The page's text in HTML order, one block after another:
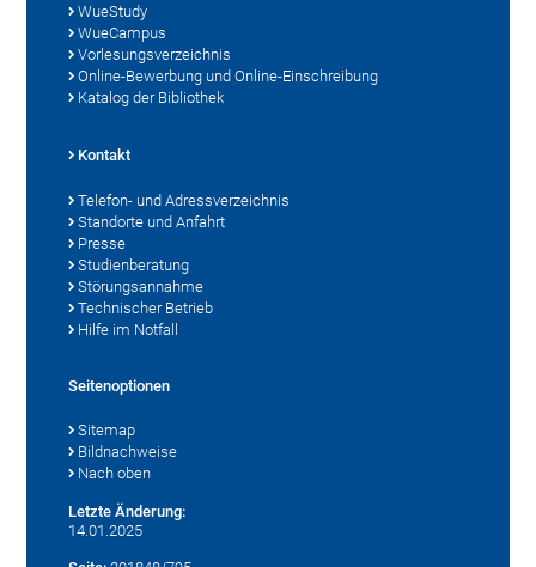
WueStudy
WueCampus
Vorlesungsverzeichnis
Online-Bewerbung und Online-Einschreibung
Katalog der Bibliothek
Kontakt
Telefon- und Adressverzeichnis
Standorte und Anfahrt
Presse
Studienberatung
Störungsannahme
Technischer Betrieb
Hilfe im Notfall
Seitenoptionen
Sitemap
Bildnachweise
Nach oben
Letzte Änderung:
14.01.2025